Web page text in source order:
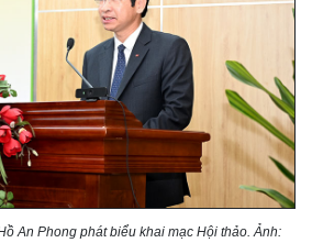
An Phong phát biểu khai mạc Hội thảo. Ảnh: